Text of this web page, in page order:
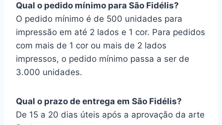
Qual o pedido mínimo para São Fidélis?
O pedido mínimo é de 500 unidades para
impressão em até 2 lados e 1 cor. Para pedidos
com mais de 1 cor ou mais de 2 lados
impressos, o pedido mínimo passa a ser de
3.000 unidades.
Qual o prazo de entrega em São Fidélis?
De 15 a 20 dias úteis após a aprovação da arte